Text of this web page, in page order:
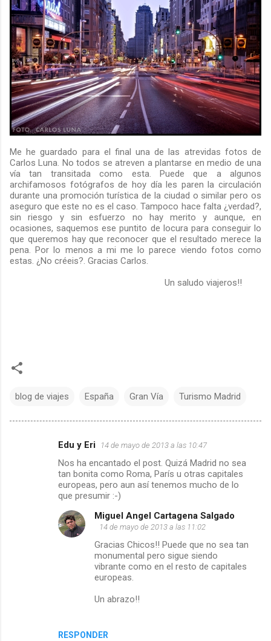
Me he guardado para el final una de las atrevidas fotos de
Carlos Luna. No todos se atreven a plantarse en medio de una
vía tan transitada como esta. Puede que a algunos
archifamosos fotógrafos de hoy día les paren la circulación
durante una promoción turística de la ciudad o similar pero os
aseguro que este no es el caso. Tampoco hace falta ¿verdad?,
sin riesgo y sin esfuerzo no hay merito y aunque, en
ocasiones, saquemos ese puntito de locura para conseguir lo
que queremos hay que reconocer que el resultado merece la
pena. Por lo menos a mi me lo parece viendo fotos como
estas. ¿No créeis?. Gracias Carlos.
Un saludo viajeros!!
blog de viajes España Gran Vía Turismo Madrid
Edu y Eri 14 de mayo de 2013 a las 10:47
Nos ha encantado el post. Quizá Madrid no sea
tan bonita como Roma, París u otras capitales
europeas, pero aun así tenemos mucho de lo
que presumir :-)
RESPONDER
Miguel Angel Cartagena Salgado
14 de mayo de 2013 a las 11:02
Gracias Chicos!! Puede que no sea tan
monumental pero sigue siendo
vibrante como en el resto de capitales
europeas.
Un abrazo!!